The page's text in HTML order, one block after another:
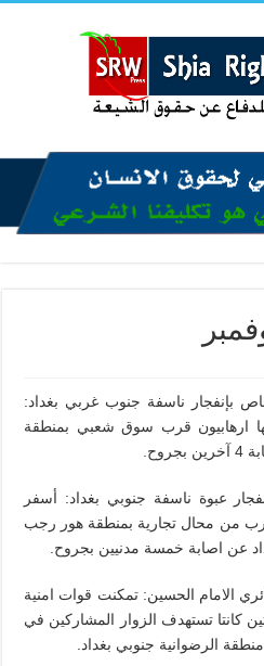
بإنفجار ناسفة جنوب غربي بغداد:
ارهابيون قرب سوق شعبي بمنطقة
عبوة ناسفة جنوبي بغداد: أسفر
من محال تجارية بمنطقة هور رجب
عن اصابة خمسة مدنيين بجروح.
الامام الحسين: تمكنت قوات امنية
كانتا تستهدف الزوار المشاركين في
الرضوانية جنوبي بغداد.